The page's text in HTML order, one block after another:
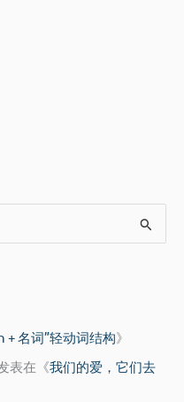
+ 名词”轻动词结构》
表在《我们的爱，它们去